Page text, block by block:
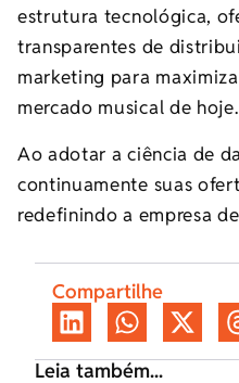
estrutura tecnológica,
transparentes de
marketing para
mercado musical de hoje.
Ao adotar a ciência de
continuamente suas
redefinindo a empresa
Compartilhe
Leia também...